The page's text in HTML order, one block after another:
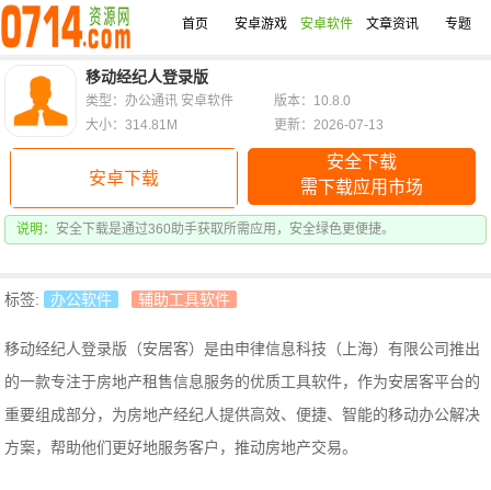
首页 安卓游戏 安卓软件 文章资讯 专题
移动经纪人登录版
安卓下载
安全下载
需下载应用市场
说明： 安全下载是通过360助手获取所需应用，安全绿色更便捷。
类型：办公通讯 安卓软件
版本：10.8.0
大小：314.81M
更新：2026-07-13
标签: 办公软件 辅助工具软件
移动经纪人登录版（安居客）是由申律信息科技（上海）有限公司推出
的一款专注于房地产租售信息服务的优质工具软件，作为安居客平台的
重要组成部分，为房地产经纪人提供高效、便捷、智能的移动办公解决
方案，帮助他们更好地服务客户，推动房地产交易。